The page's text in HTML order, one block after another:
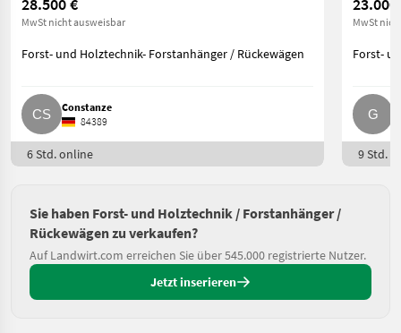
MwSt nicht ausweisbar
Forst- und Holztechnik- Forstanhänger / Rückewägen
Constanze
84389
6 Std. online
MwSt
Forst-
9 Std.
Sie haben Forst- und Holztechnik / Forstanhänger /
Rückewägen zu verkaufen?
Auf Landwirt.com erreichen Sie über 545.000 registrierte Nutzer.
Jetzt inserieren